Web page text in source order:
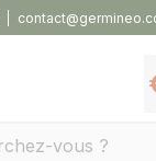
des cookies